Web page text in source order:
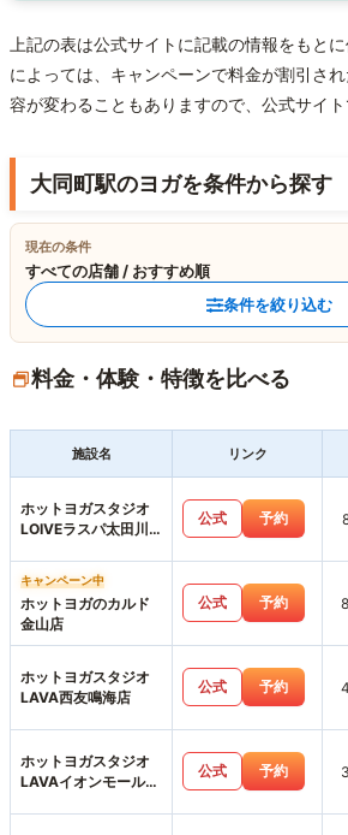
上記の表は公式サイトに記載の情報をもと
によっては、キャンペーンで料金が割引さ
容が変わることもありますので、公式サイト
大同町駅のヨガを条件から探す
現在の条件
すべての店舗 / おすすめ順
条件を絞り込む
料金・体験・特徴を比べる
施設名 リンク
ホットヨガスタジオ
LOIVEラスパ太田川
公式 予約
キャンペーン中
ホットヨガのカルド
金山店
公式 予約
ホットヨガスタジオ
LAVA西友鳴海店
公式 予約
ホットヨガスタジオ
LAVAイオンモール名
公式 予約